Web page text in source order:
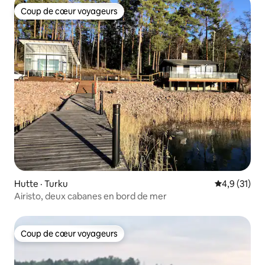
Coup de cœur voyageurs
Coup de cœur voyageurs
Hutte · Turku Note
4,9 (31)
Airisto, deux cabanes en bord de mer
Coup de cœur voyageurs
Coup de cœur voyageurs